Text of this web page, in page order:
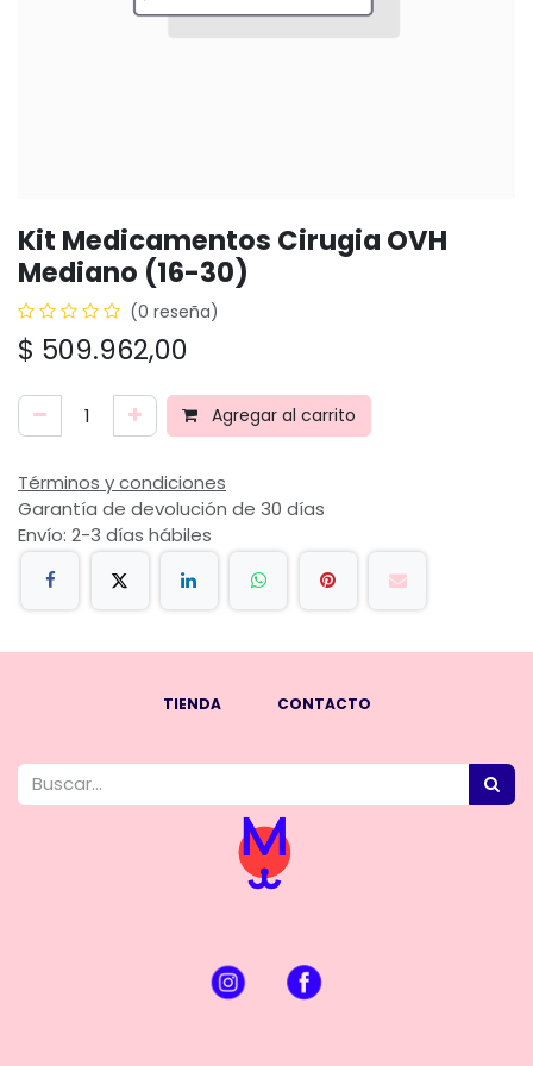
Kit Medicamentos Cirugia OVH
Mediano (16-30)
(0 reseña)
$ 509.962,00
Agregar al carrito
Términos y condiciones
Garantía de devolución de 30 días
Envío: 2-3 días hábiles
TIENDA CONTACTO